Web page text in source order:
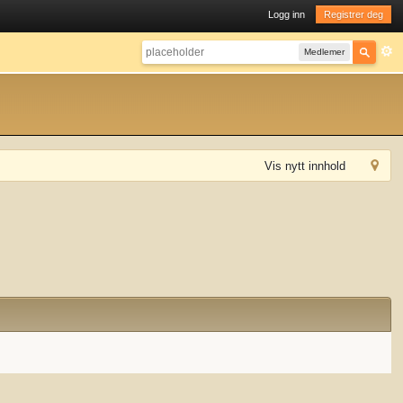
Logg inn Registrer deg
Medlemer
Vis nytt innhold